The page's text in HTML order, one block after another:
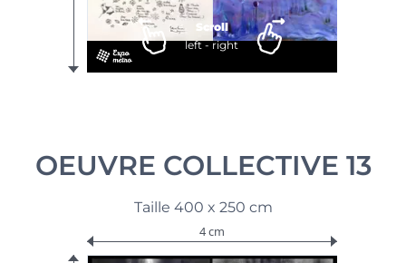
Scroll
left - right
OEUVRE COLLECTIVE 13
Taille 400 x 250 cm
4 cm